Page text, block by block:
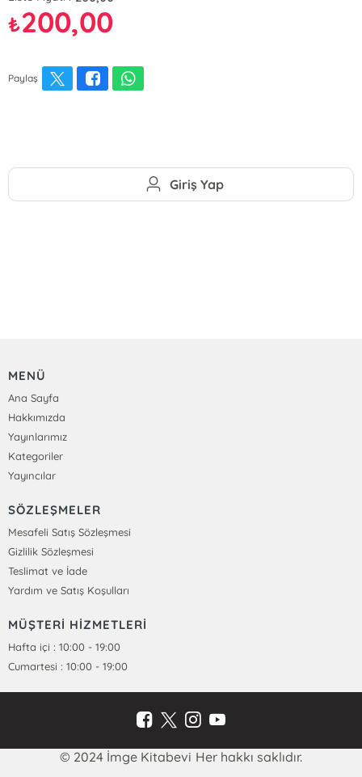
₺200,00
Paylaş
Giriş Yap
MENÜ
Ana Sayfa
Hakkımızda
Yayınlarımız
Kategoriler
Yayıncılar
SÖZLEŞMELER
Mesafeli Satış Sözleşmesi
Gizlilik Sözleşmesi
Teslimat ve İade
Yardım ve Satış Koşulları
MÜŞTERİ HİZMETLERİ
Hafta içi : 10:00 - 19:00
Cumartesi : 10:00 - 19:00
© 2024 İmge Kitabevi Her hakkı saklıdır.